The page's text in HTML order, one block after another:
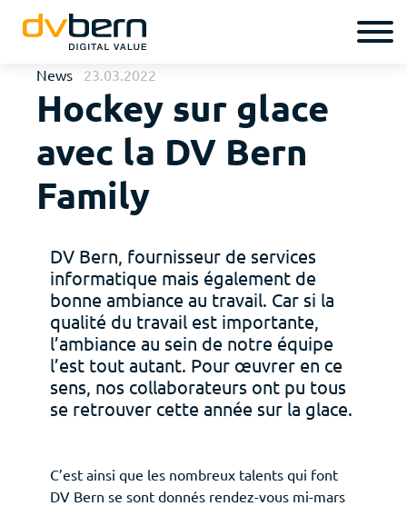
Deutsch Français
News 23.03.2022
Hockey sur glace
avec la DV Bern
Family
DV Bern, fournisseur de services
informatique mais également de
bonne ambiance au travail. Car si la
qualité du travail est importante,
l’ambiance au sein de notre équipe
l’est tout autant. Pour œuvrer en ce
sens, nos collaborateurs ont pu tous
se retrouver cette année sur la glace.
C’est ainsi que les nombreux talents qui font
DV Bern se sont donnés rendez-vous mi-mars